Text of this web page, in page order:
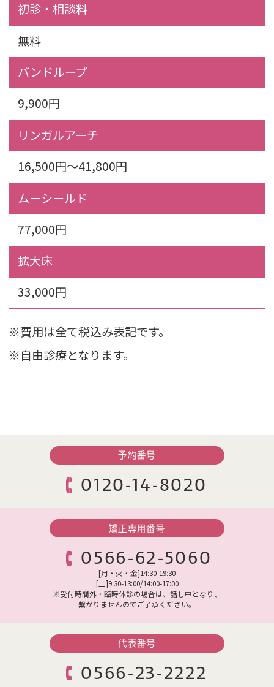
初診・相談料
無料
バンドループ
9,900円
リンガルアーチ
16,500円～41,800円
ムーシールド
77,000円
拡大床
33,000円
※費用は全て税込み表記です。
※自由診療となります。
予約番号
0120-14-8020
矯正専用番号
0566-62-5060
[月・火・金]14:30-19:30
[土]9:30-13:00/14:00-17:00
※受付時間外・臨時休診の場合は、話し中となり、
繋がりませんのでご了承ください。
代表番号
0566-23-2222